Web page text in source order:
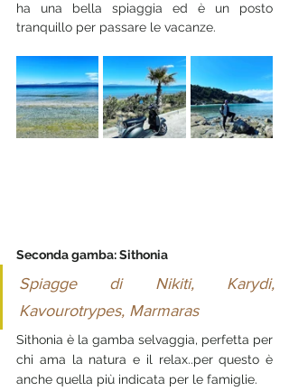
ha una bella spiaggia ed è un posto
tranquillo per passare le vacanze.
Seconda gamba: Sithonia
Spiagge di Nikiti, Karydi,
Kavourotrypes, Marmaras
Sithonia è la gamba selvaggia, perfetta per
chi ama la natura e il relax..per questo è
anche quella più indicata per le famiglie.